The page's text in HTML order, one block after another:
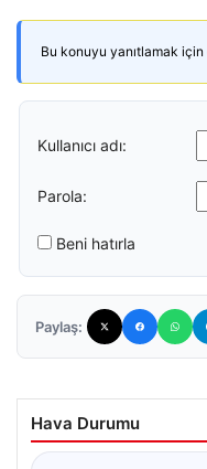
Bu konuyu yanıtlamak için
Kullanıcı adı:
Parola:
Beni hatırla
Paylaş:
Hava Durumu